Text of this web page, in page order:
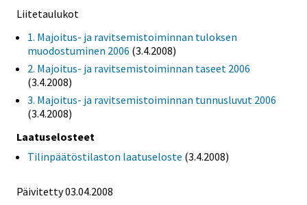
Liitetaulukot
1. Majoitus- ja ravitsemistoiminnan tuloksen
muodostuminen 2006 (3.4.2008)
2. Majoitus- ja ravitsemistoiminnan taseet 2006
(3.4.2008)
3. Majoitus- ja ravitsemistoiminnan tunnusluvut 2006
(3.4.2008)
Laatuselosteet
Tilinpäätöstilaston laatuseloste (3.4.2008)
Päivitetty 03.04.2008